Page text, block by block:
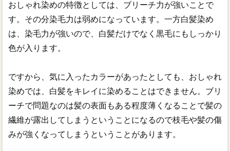
おしゃれ染めの特徴としては、ブリーチ力が強いことで
す。その分染毛力は弱めになっています。一方白髪染め
は、染毛力が強いので、白髪だけでなく黒毛にもしっかり
色が入ります。
ですから、気に入ったカラーがあったとしても、おしゃれ
染めでは、白髪をキレイに染めることはできません。ブリ
ーチで問題なのは髪の表面もある程度薄くなることで髪の
繊維が露出してしまうということになるので枝毛や髪の傷
みが強くなってしまうということがあります。